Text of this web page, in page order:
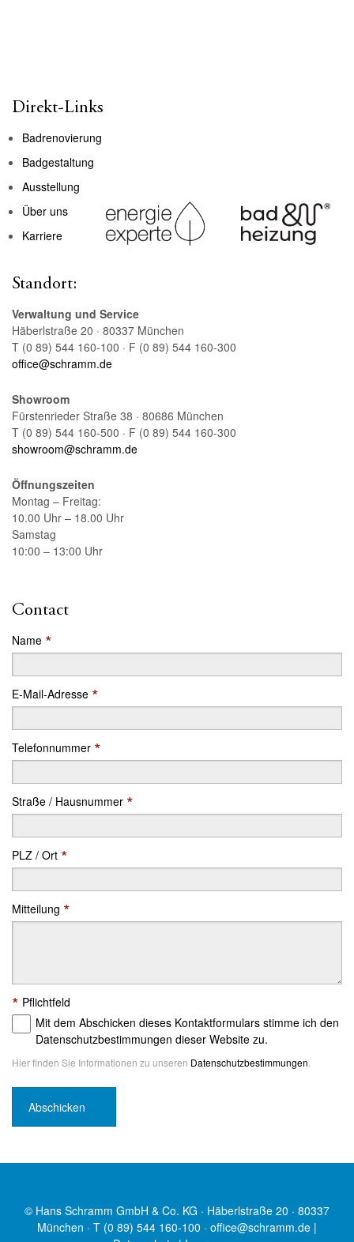
Direkt-Links
Badrenovierung
Badgestaltung
Ausstellung
Über uns
Karriere
Contact
Name *
E-Mail-Adresse *
Telefonnummer *
Straße / Hausnummer *
PLZ / Ort *
Mitteilung *
* Pflichtfeld
Mit dem Abschicken dieses Kontaktformulars stimme ich den
Datenschutzbestimmungen dieser Website zu.
Hier finden Sie Informationen zu unseren Datenschutzbestimmungen
Standort:
Verwaltung und Service
Häberlstraße 20 · 80337 München
T (0 89) 544 160-100 · F (0 89) 544 160-300
office@schramm.de
Showroom
Fürstenrieder Straße 38 · 80686 München
T (0 89) 544 160-500 · F (0 89) 544 160-300
showroom@schramm.de
Öffnungszeiten
Montag – Freitag:
10.00 Uhr – 18.00 Uhr
Samstag
10:00 – 13:00 Uhr
© Hans Schramm GmbH & Co. KG · Häberlstraße 20 · 80337
München · T (0 89) 544 160-100 · office@schramm.de |